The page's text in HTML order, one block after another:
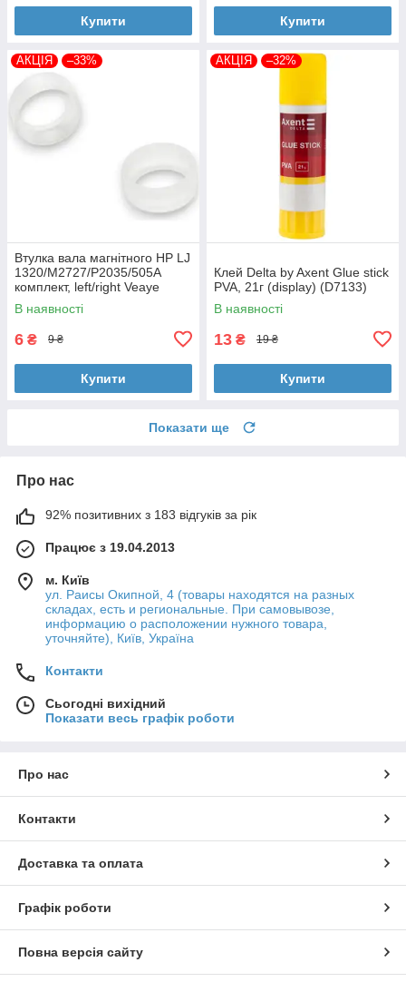
Купити Купити
АКЦІЯ –33%
Втулка вала магнітного HP LJ
1320/M2727/P2035/505A
комплект, left/right Veaye
(BSHMR-505U-VE)
В наявності
6 ₴ 9 ₴
Купити
АКЦІЯ –32%
Клей Delta by Axent Glue stick
PVA, 21г (display) (D7133)
В наявності
13 ₴ 19 ₴
Купити
Показати ще
Про нас
92% позитивних з 183 відгуків за рік
Працює з 19.04.2013
м. Київ
ул. Раисы Окипной, 4 (товары находятся на разных
складах, есть и региональные. При самовывозе,
информацию о расположении нужного товара,
уточняйте), Київ, Україна
Контакти
Сьогодні вихідний
Показати весь графік роботи
Про нас
Контакти
Доставка та оплата
Графік роботи
Повна версія сайту